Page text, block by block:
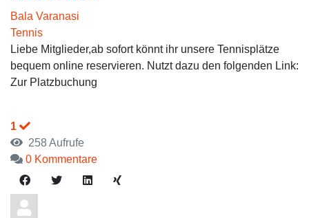
Bala Varanasi
Tennis
Liebe Mitglieder,ab sofort könnt ihr unsere Tennisplätze
bequem online reservieren. Nutzt dazu den folgenden Link:
Zur Platzbuchung
1
258 Aufrufe
0 Kommentare